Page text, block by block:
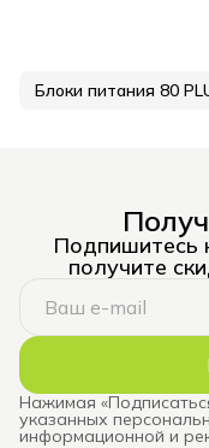
Блоки питания 80
Подпишитесь
получите
Нажимая
указанных
информационной и